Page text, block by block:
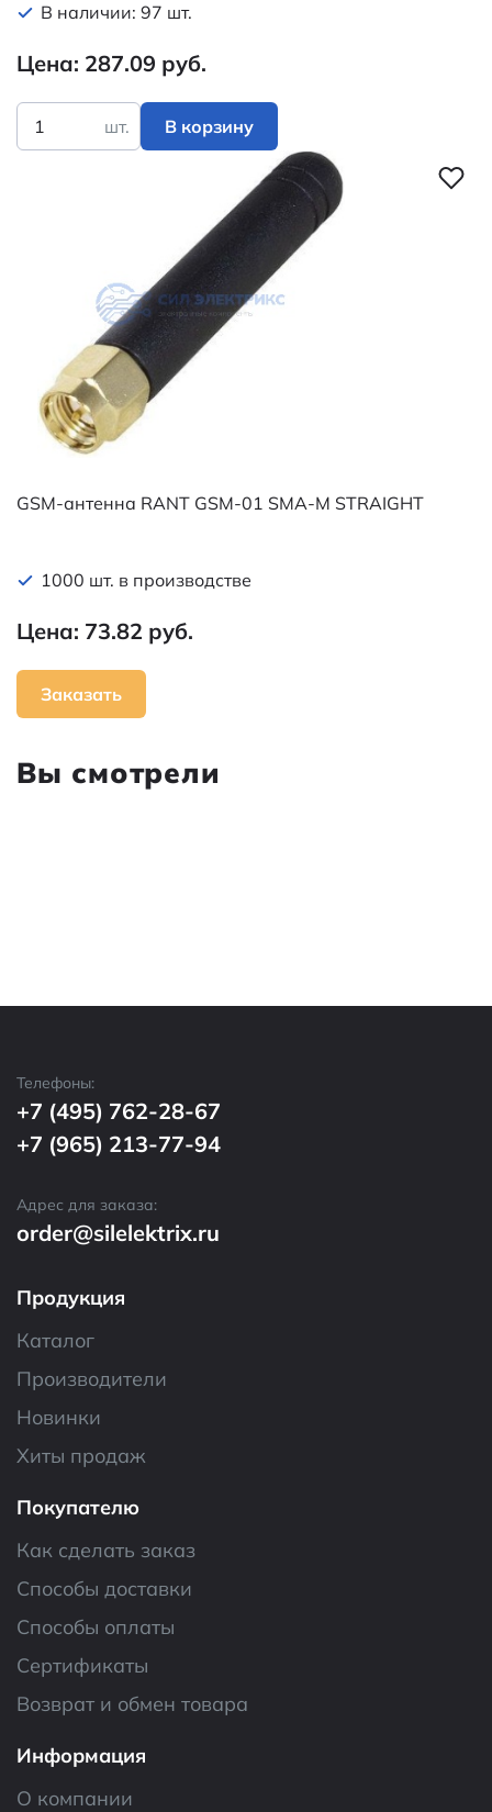
В наличии: 97 шт.
Цена: 287.09 руб.
шт. В корзину
GSM-антенна RANT GSM-01 SMA-M STRAIGHT
1000 шт. в производстве
Цена: 73.82 руб.
Заказать
Вы смотрели
Телефоны:
+7 (495) 762-28-67
+7 (965) 213-77-94
Адрес для заказа:
order@silelektrix.ru
Продукция
Каталог
Производители
Новинки
Хиты продаж
Покупателю
Как сделать заказ
Способы доставки
Способы оплаты
Сертификаты
Возврат и обмен товара
Информация
О компании